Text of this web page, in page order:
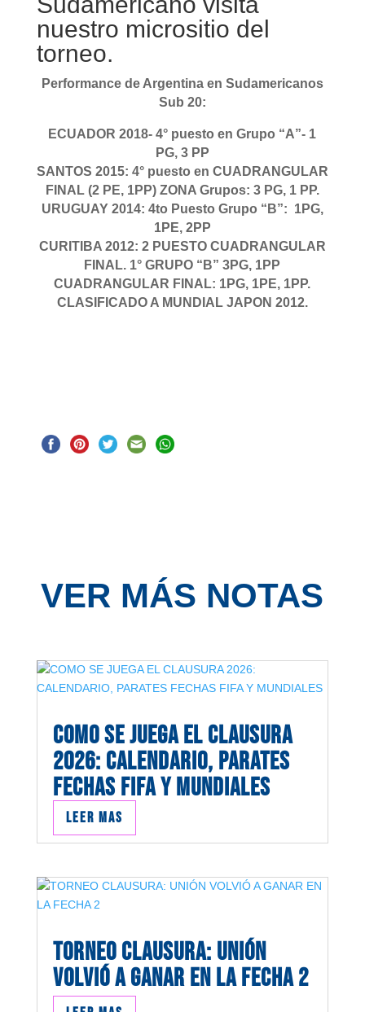
nuestro micrositio del
torneo.
Performance de Argentina en Sudamericanos
Sub 20:
ECUADOR 2018- 4° puesto en Grupo “A”- 1
PG, 3 PP
SANTOS 2015: 4° puesto en CUADRANGULAR
FINAL (2 PE, 1PP) ZONA Grupos: 3 PG, 1 PP.
URUGUAY 2014: 4to Puesto Grupo “B”: 1PG,
1PE, 2PP
CURITIBA 2012: 2 PUESTO CUADRANGULAR
FINAL. 1° GRUPO “B” 3PG, 1PP
CUADRANGULAR FINAL: 1PG, 1PE, 1PP.
CLASIFICADO A MUNDIAL JAPON 2012.
VER MÁS NOTAS
COMO SE JUEGA EL CLAUSURA
2026: CALENDARIO, PARATES
FECHAS FIFA Y MUNDIALES
Leer mas
TORNEO CLAUSURA: UNIÓN
VOLVIÓ A GANAR EN LA FECHA 2